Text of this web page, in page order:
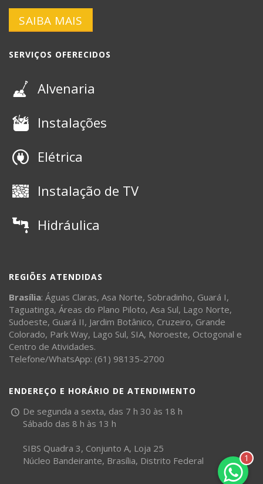
SAIBA MAIS
SERVIÇOS OFERECIDOS
Alvenaria
Instalações
Elétrica
Instalação de TV
Hidráulica
REGIÕES ATENDIDAS
Brasília: Águas Claras, Asa Norte, Sobradinho, Guará I,
Taguatinga, Áreas do Plano Piloto, Asa Sul, Lago Norte,
Sudoeste, Guará II, Jardim Botânico, Cruzeiro, Grande
Colorado, Park Way, Lago Sul, SIA, Noroeste, Octogonal e
Centro de Atividades.
Telefone/WhatsApp: (61) 98135-2700
ENDEREÇO E HORÁRIO DE ATENDIMENTO
De segunda a sexta, das 7 h 30 às 18 h
Sábado das 8 h às 13 h
SIBS Quadra 3, Conjunto A, Loja 25
Núcleo Bandeirante, Brasília, Distrito Federal
1